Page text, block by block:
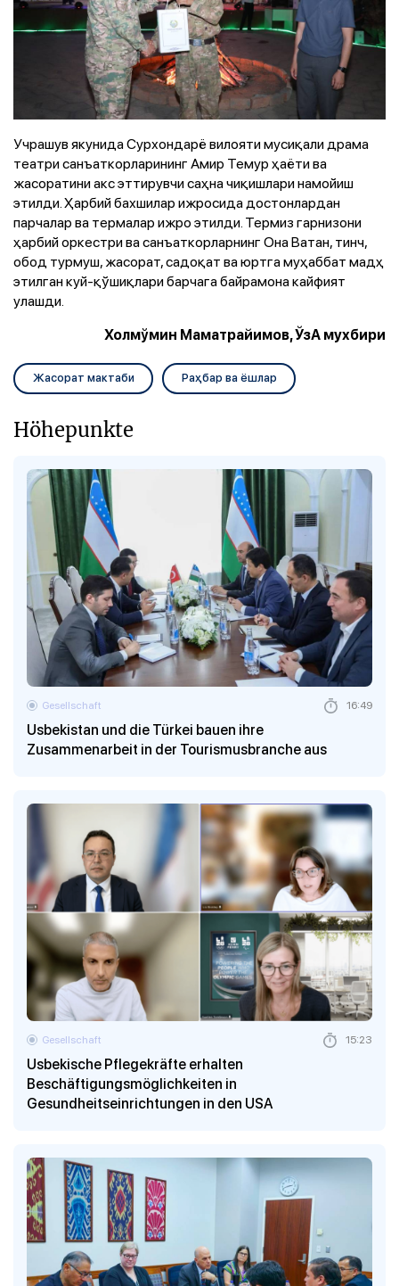
Учрашув якунида Сурхондарё вилояти мусиқали драма
театри санъаткорларининг Амир Темур ҳаёти ва
жасоратини акс эттирувчи саҳна чиқишлари намойиш
этилди. Ҳарбий бахшилар ижросида достонлардан
парчалар ва термалар ижро этилди. Термиз гарнизони
ҳарбий оркестри ва санъаткорларнинг Она Ватан, тинч,
обод турмуш, жасорат, садоқат ва юртга муҳаббат мадҳ
этилган куй-қўшиқлари барчага байрамона кайфият
улашди.
Холмўмин Маматрайимов, ЎзА мухбири
Жасорат мактаби Раҳбар ва ёшлар
Höhepunkte
Usbekistan und die Türkei bauen ihre
Zusammenarbeit in der Tourismusbranche aus
Gesellschaft 16:49
Usbekische Pflegekräfte erhalten
Beschäftigungsmöglichkeiten in
Gesundheitseinrichtungen in den USA
Gesellschaft 15:23